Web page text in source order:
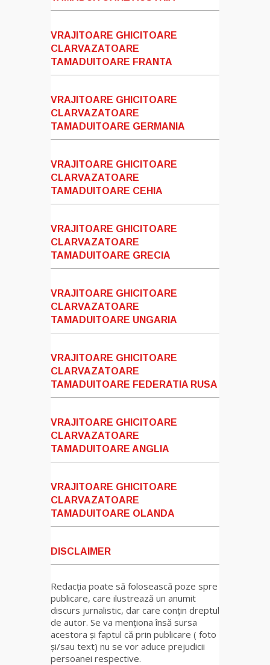
VRAJITOARE GHICITOARE
CLARVAZATOARE
TAMADUITOARE FRANTA
VRAJITOARE GHICITOARE
CLARVAZATOARE
TAMADUITOARE GERMANIA
VRAJITOARE GHICITOARE
CLARVAZATOARE
TAMADUITOARE CEHIA
VRAJITOARE GHICITOARE
CLARVAZATOARE
TAMADUITOARE GRECIA
VRAJITOARE GHICITOARE
CLARVAZATOARE
TAMADUITOARE UNGARIA
VRAJITOARE GHICITOARE
CLARVAZATOARE
TAMADUITOARE FEDERATIA RUSA
VRAJITOARE GHICITOARE
CLARVAZATOARE
TAMADUITOARE ANGLIA
VRAJITOARE GHICITOARE
CLARVAZATOARE
TAMADUITOARE OLANDA
DISCLAIMER
Redacția poate să folosească poze spre
publicare, care ilustrează un anumit
discurs jurnalistic, dar care conțin dreptul
de autor. Se va menționa însă sursa
acestora și faptul că prin publicare ( foto
și/sau text) nu se vor aduce prejudicii
persoanei respective.